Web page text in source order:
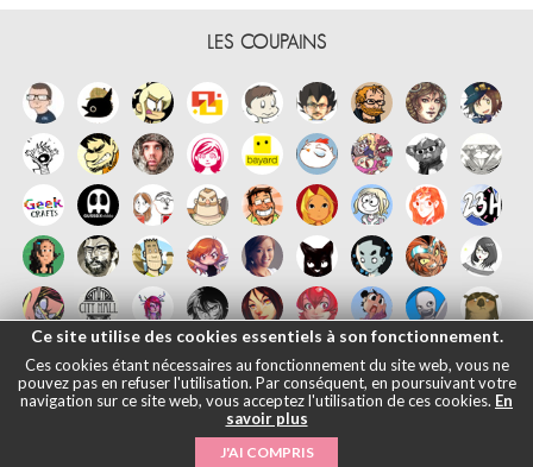
LES COUPAINS
日本語|Mentions légales
2026
Ce site utilise des cookies essentiels à son fonctionnement.
Ces cookies étant nécessaires au fonctionnement du site web, vous ne
pouvez pas en refuser l'utilisation. Par conséquent, en poursuivant votre
navigation sur ce site web, vous acceptez l'utilisation de ces cookies. En
savoir plus
J'AI COMPRIS